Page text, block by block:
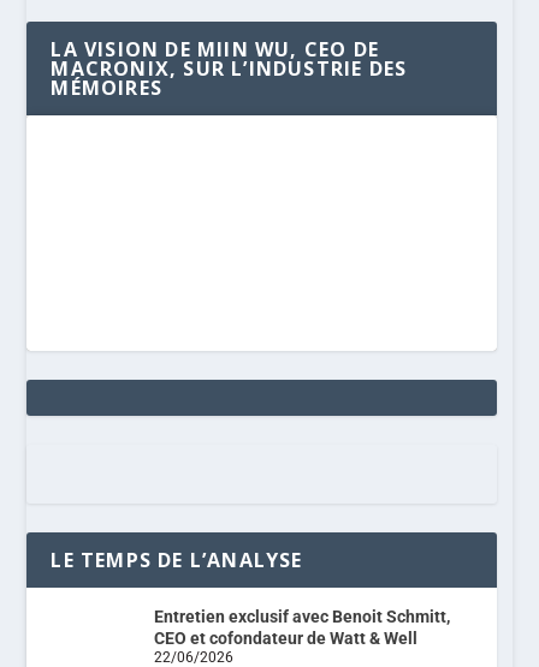
LA VISION DE MIIN WU, CEO DE
MACRONIX, SUR L’INDUSTRIE DES
MÉMOIRES
LE TEMPS DE L’ANALYSE
Entretien exclusif avec Benoit Schmitt,
CEO et cofondateur de Watt & Well
22/06/2026